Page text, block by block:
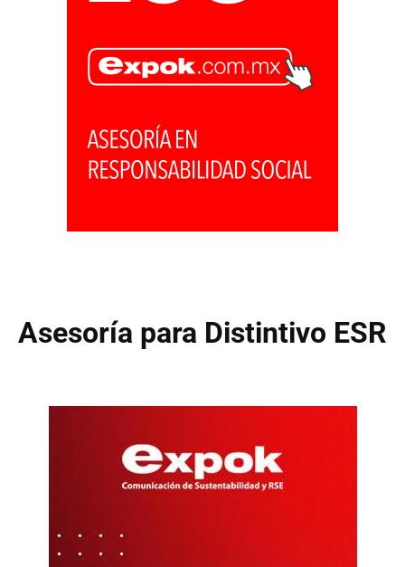
Asesoría para Distintivo ESR